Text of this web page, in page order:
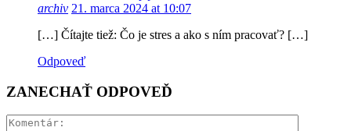
archiv 21. marca 2024 at 10:07
[…] Čítajte tiež: Čo je stres a ako s ním pracovať? […]
Odpoveď
ZANECHAŤ ODPOVEĎ